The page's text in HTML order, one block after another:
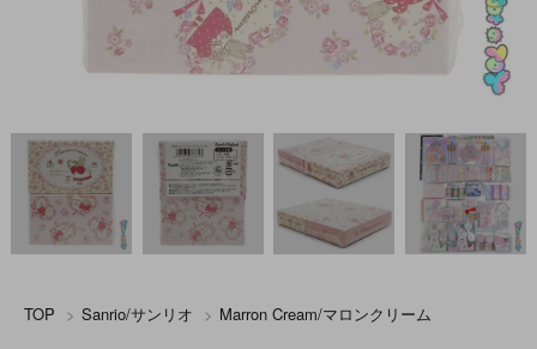
TOP > Sanrio/サンリオ > Marron Cream/マロンクリーム